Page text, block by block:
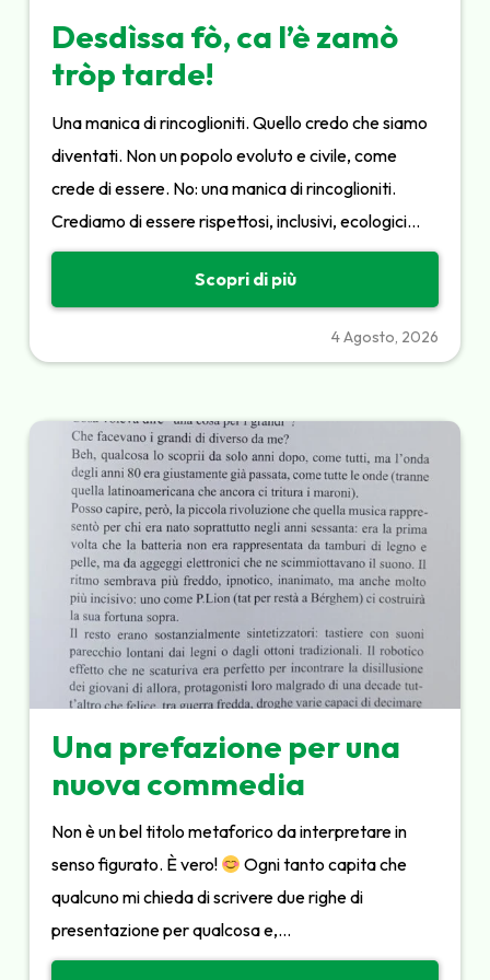
Desdìssa fò, ca l’è zamò
tròp tarde!
Una manica di rincoglioniti. Quello credo che siamo
diventati. Non un popolo evoluto e civile, come
crede di essere. No: una manica di rincoglioniti.
Crediamo di essere rispettosi, inclusivi, ecologici…
Scopri di più
4 Agosto, 2026
Una prefazione per una
nuova commedia
Non è un bel titolo metaforico da interpretare in
senso figurato. È vero!
Ogni tanto capita che
qualcuno mi chieda di scrivere due righe di
presentazione per qualcosa e,…